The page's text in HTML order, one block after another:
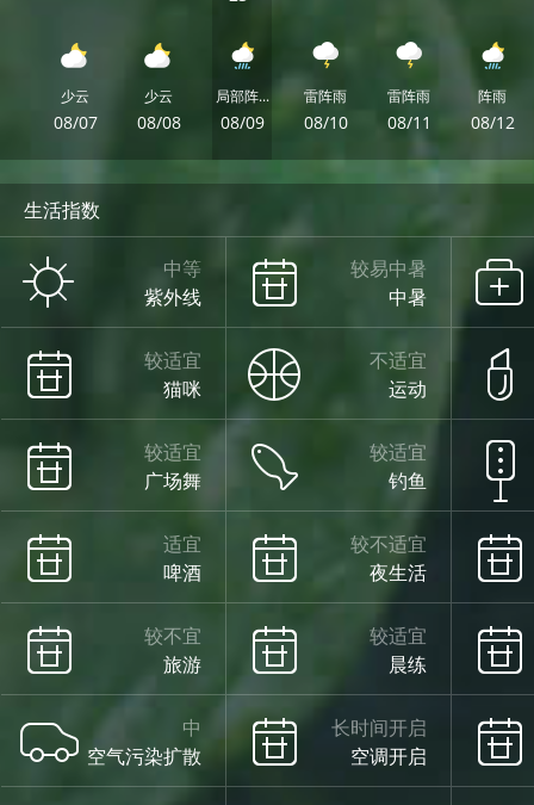
少云
08/07
少云
08/08
局部阵...
08/09
雷阵雨
08/10
雷阵雨
08/11
阵雨
08/12
生活指数
中等
紫外线
较易中暑
中暑
较适宜
猫咪
不适宜
运动
较适宜
广场舞
较适宜
钓鱼
适宜
啤酒
较不适宜
夜生活
较不宜
旅游
较适宜
晨练
中
空气污染扩散
长时间开启
空调开启